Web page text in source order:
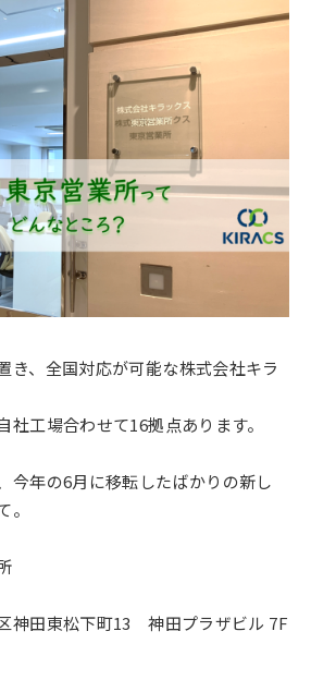
き、全国対応が可能な株式会社キラ
社工場合わせて16拠点あります。
今年の6月に移転したばかりの新し
。
田東松下町13 神田プラザビル 7F